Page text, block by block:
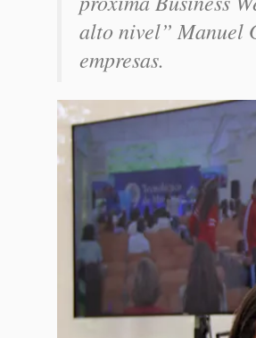
alto nivel” Manuel
empresas.